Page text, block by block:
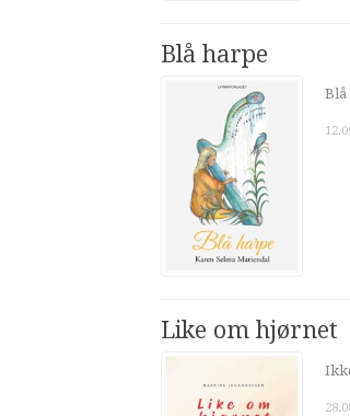
Blå harpe
Like om hjørnet